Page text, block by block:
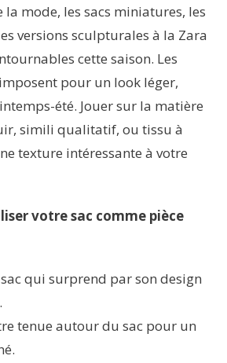
la mode, les sacs miniatures, les
versions sculpturales à la Zara
cette saison. Les
pour un look léger,
été. Jouer sur la matière
simili qualitatif, ou tissu à
texture intéressante à votre
votre sac comme pièce
qui surprend par son design
tenue autour du sac pour un